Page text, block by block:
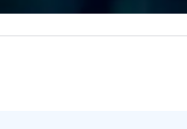
Our DIY mobile cameras let
capture high-quality